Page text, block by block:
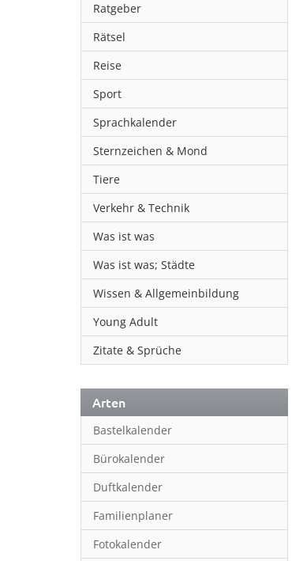
Ratgeber
Rätsel
Reise
Sport
Sprachkalender
Sternzeichen & Mond
Tiere
Verkehr & Technik
Was ist was
Was ist was; Städte
Wissen & Allgemeinbildung
Young Adult
Zitate & Sprüche
Arten
Bastelkalender
Bürokalender
Duftkalender
Familienplaner
Fotokalender